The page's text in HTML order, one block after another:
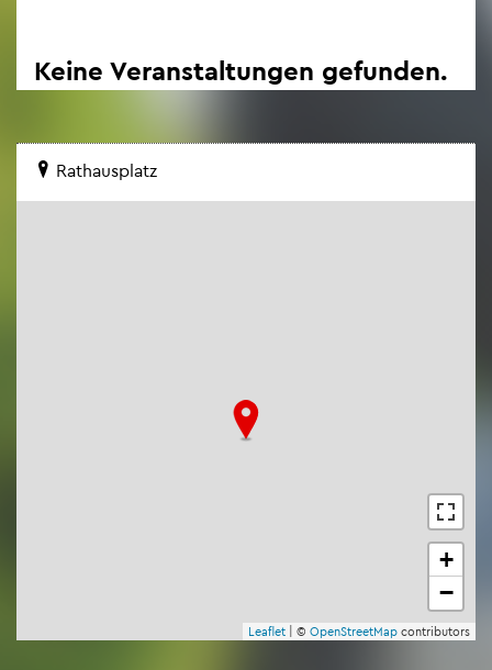
Keine Ver­an­stal­tun­gen ge­fun­den.
Rat­haus­platz
+
−
Leaf­let | © Open­Street­Map con­tri­bu­tors